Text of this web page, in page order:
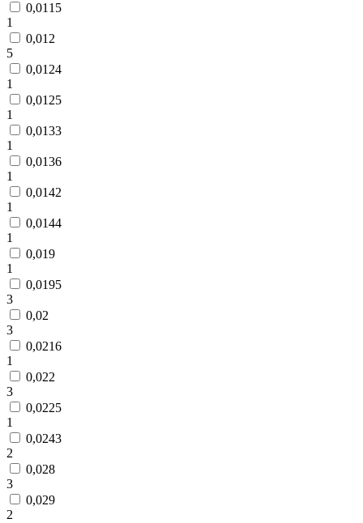
0,0115
1
0,012
5
0,0124
1
0,0125
1
0,0133
1
0,0136
1
0,0142
1
0,0144
1
0,019
1
0,0195
3
0,02
3
0,0216
1
0,022
3
0,0225
1
0,0243
2
0,028
3
0,029
2